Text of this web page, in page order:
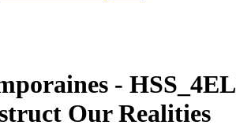
-
Our Realities